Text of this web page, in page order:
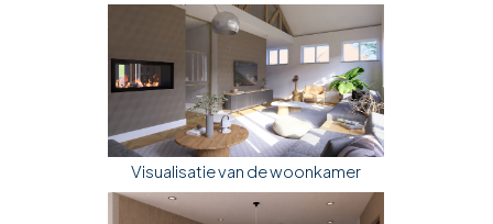
Visualisatie van de woonkamer